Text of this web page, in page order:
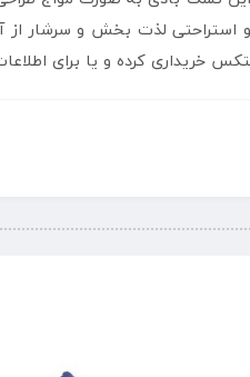
استراحتی لذت بخش و سرشار
خریداری کرده و یا برای